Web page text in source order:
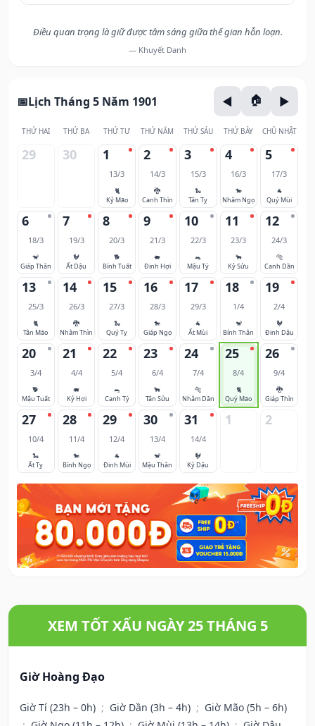
Điều quan trọng là giữ được tâm sáng giữa thế gian hỗn loạn.
— Khuyết Danh
Lịch Tháng 5 Năm 1901
THỨ HAI THỨ BA THỨ TƯ THỨ NĂM THỨ SÁU THỨ BẢY CHỦ NHẬT
29 30 1
13/3
🐈
Kỷ Mão
2
14/3
🐉
Canh Thìn
3
15/3
🐍
Tân Tỵ
4
16/3
🐎
Nhâm Ngọ
5
17/3
🐐
Quý Mùi
6
18/3
🐒
Giáp Thân
7
19/3
🐓
Ất Dậu
8
20/3
🐕
Bính Tuất
9
21/3
🐖
Đinh Hợi
10
22/3
🐀
Mậu Tý
11
23/3
🐂
Kỷ Sửu
12
24/3
🐅
Canh Dần
13
25/3
🐈
Tân Mão
14
26/3
🐉
Nhâm Thìn
15
27/3
🐍
Quý Tỵ
16
28/3
🐎
Giáp Ngọ
17
29/3
🐐
Ất Mùi
18
1/4
🐒
Bính Thân
19
2/4
🐓
Đinh Dậu
20
3/4
🐕
Mậu Tuất
21
4/4
🐖
Kỷ Hợi
22
5/4
🐀
Canh Tý
23
6/4
🐂
Tân Sửu
24
7/4
🐅
Nhâm Dần
25
8/4
🐈
Quý Mão
26
9/4
🐉
Giáp Thìn
27
10/4
🐍
Ất Tỵ
28
11/4
🐎
Bính Ngọ
29
12/4
🐐
Đinh Mùi
30
13/4
🐒
Mậu Thân
31
14/4
🐓
Kỷ Dậu
1 2
XEM TỐT XẤU NGÀY 25 THÁNG 5
Giờ Hoàng Đạo
Giờ Tí (23h – 0h) ; Giờ Dần (3h – 4h) ; Giờ Mão (5h – 6h)